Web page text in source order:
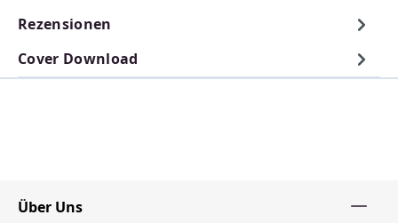
Rezensionen
Cover Download
Über Uns